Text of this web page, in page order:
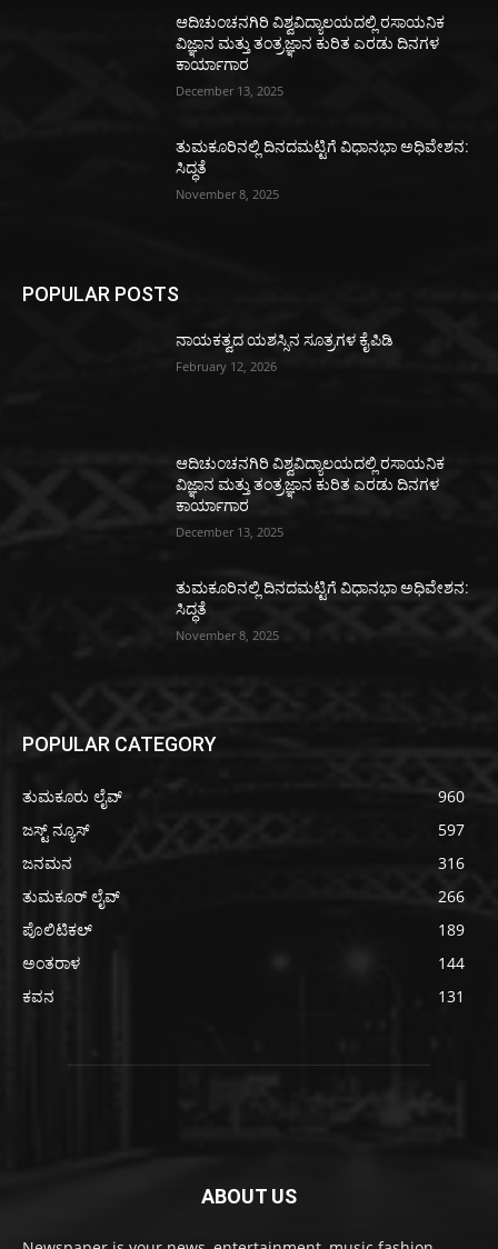
ಆದಿಚುಂಚನಗಿರಿ ವಿಶ್ವವಿದ್ಯಾಲಯದಲ್ಲಿ ರಸಾಯನಿಕ
ವಿಜ್ಞಾನ ಮತ್ತು ತಂತ್ರಜ್ಞಾನ ಕುರಿತ ಎರಡು ದಿನಗಳ
ಕಾರ್ಯಾಗಾರ
December 13, 2025
ತುಮಕೂರಿನಲ್ಲಿ ದಿನದಮಟ್ಟಿಗೆ ವಿಧಾನಭಾ ಅಧಿವೇಶನ:
ಸಿದ್ಧತೆ
November 8, 2025
POPULAR POSTS
ನಾಯಕತ್ವದ ಯಶಸ್ಸಿನ ಸೂತ್ರಗಳ ಕೈಪಿಡಿ
February 12, 2026
ಆದಿಚುಂಚನಗಿರಿ ವಿಶ್ವವಿದ್ಯಾಲಯದಲ್ಲಿ ರಸಾಯನಿಕ
ವಿಜ್ಞಾನ ಮತ್ತು ತಂತ್ರಜ್ಞಾನ ಕುರಿತ ಎರಡು ದಿನಗಳ
ಕಾರ್ಯಾಗಾರ
December 13, 2025
ತುಮಕೂರಿನಲ್ಲಿ ದಿನದಮಟ್ಟಿಗೆ ವಿಧಾನಭಾ ಅಧಿವೇಶನ:
ಸಿದ್ಧತೆ
November 8, 2025
POPULAR CATEGORY
ತುಮಕೂರು ಲೈವ್
960
ಜಸ್ಟ್ ನ್ಯೂಸ್
597
ಜನಮನ
316
ತುಮಕೂರ್ ಲೈವ್
266
ಪೊಲಿಟಿಕಲ್
189
ಅಂತರಾಳ
144
ಕವನ
131
ABOUT US